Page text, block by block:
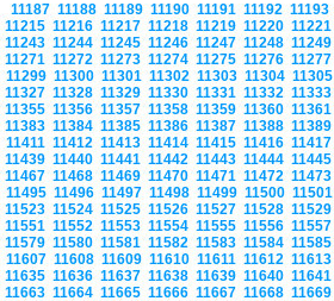
11187 11188 11189 11190 11191 11192 11193
11215 11216 11217 11218 11219 11220 11221
11243 11244 11245 11246 11247 11248 11249
11271 11272 11273 11274 11275 11276 11277
11299 11300 11301 11302 11303 11304 11305
11327 11328 11329 11330 11331 11332 11333
11355 11356 11357 11358 11359 11360 11361
11383 11384 11385 11386 11387 11388 11389
11411 11412 11413 11414 11415 11416 11417
11439 11440 11441 11442 11443 11444 11445
11467 11468 11469 11470 11471 11472 11473
11495 11496 11497 11498 11499 11500 11501
11523 11524 11525 11526 11527 11528 11529
11551 11552 11553 11554 11555 11556 11557
11579 11580 11581 11582 11583 11584 11585
11607 11608 11609 11610 11611 11612 11613
11635 11636 11637 11638 11639 11640 11641
11663 11664 11665 11666 11667 11668 11669